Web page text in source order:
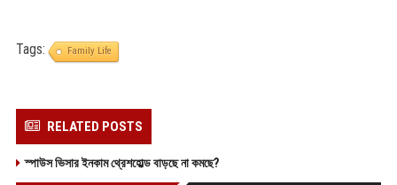
Tags: Family Life
RELATED POSTS
স্পাউস ভিসার ইনকাম থ্রেশহোল্ড বাড়ছে না কমছে?